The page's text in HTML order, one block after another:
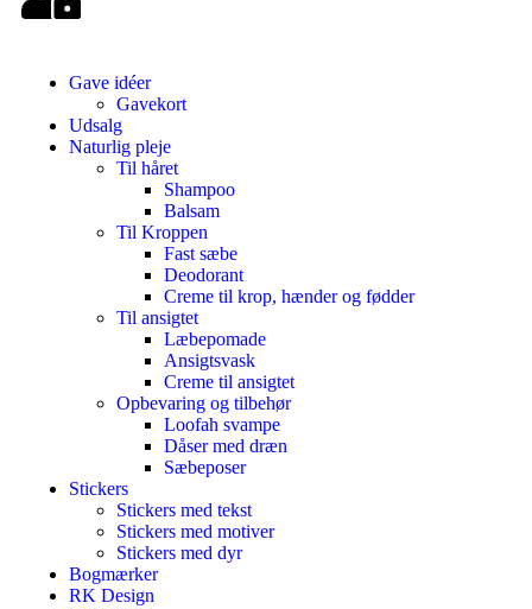
Gave idéer
Gavekort
Udsalg
Naturlig pleje
Til håret
Shampoo
Balsam
Til Kroppen
Fast sæbe
Deodorant
Creme til krop, hænder og fødder
Til ansigtet
Læbepomade
Ansigtsvask
Creme til ansigtet
Opbevaring og tilbehør
Loofah svampe
Dåser med dræn
Sæbeposer
Stickers
Stickers med tekst
Stickers med motiver
Stickers med dyr
Bogmærker
RK Design